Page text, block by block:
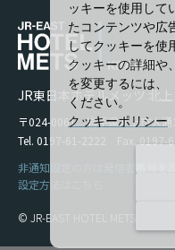
JR東日本ホテルメッツ 北上
〒024-0061 岩手県北上市大通
Tel. 0197-61-2222 Fax. 0197-
非通知設定の方は発信者番号を
設定方法はこちら
© JR-EAST HOTEL METS
ッキーを使用して
たコンテンツや広
してクッキーを使
クッキーの詳細や
を変更するには、
ください。
クッキーポリシー